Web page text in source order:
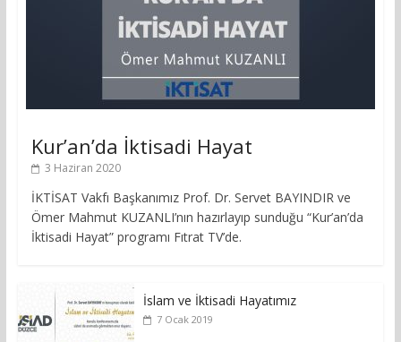
Kur’an’da İktisadi Hayat
3 Haziran 2020
İKTİSAT Vakfı Başkanımız Prof. Dr. Servet BAYINDIR ve
Ömer Mahmut KUZANLI’nın hazırlayıp sunduğu “Kur’an’da
İktisadi Hayat” programı Fıtrat TV’de.
İslam ve İktisadi Hayatımız
7 Ocak 2019